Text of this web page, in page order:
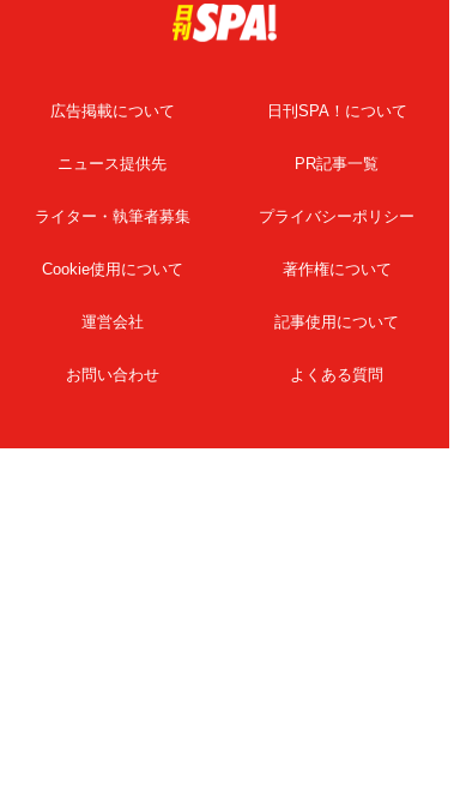
広告掲載について 日刊SPA！について
ニュース提供先 PR記事一覧
ライター・執筆者募集 プライバシーポリシー
Cookie使用について 著作権について
運営会社 記事使用について
お問い合わせ よくある質問